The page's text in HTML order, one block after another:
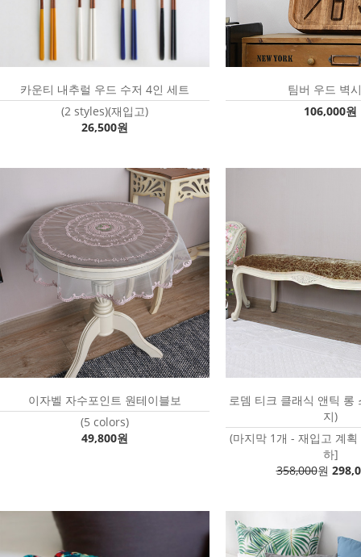
카운티 내추럴 우드 수저 4인 세트
(2 styles)(재입고)
26,500원
팀버 우드 벽
106,000원
이자벨 자수포인트 원테이블보
(5 colors)
49,800원
로뎀 티크 클래식 앤틱 롱
지)
(마지막 1개 - 재입고 계
하]
358,000원